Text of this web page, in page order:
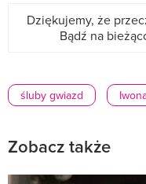
Dziękujemy, że
Bądź na
śluby gwiazd
Zobacz także